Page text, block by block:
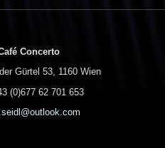
Concerto
Gürtel 53, 1160 Wien
(0)677 62 701 653